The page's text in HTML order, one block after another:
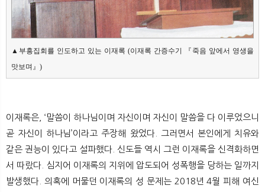
▲부흥집회를 인도하고 있는 이재록 (이재록 간증수기 『죽음 앞에서 영생을
맛보며』)
이재록은, ‘말씀이 하나님이며 자신이며 자신이 말씀을 다 이루었으니
곧 자신이 하나님’이라고 주장해 왔었다. 그러면서 본인에게 치유와
같은 권능이 있다고 설파했다. 신도들 역시 그런 이재록을 신격화하면
서 따랐다. 심지어 이재록의 지위에 압도되어 성폭행을 당하는 일까지
발생했다. 의혹에 머물던 이재록의 성 문제는 2018년 4월 피해 여신